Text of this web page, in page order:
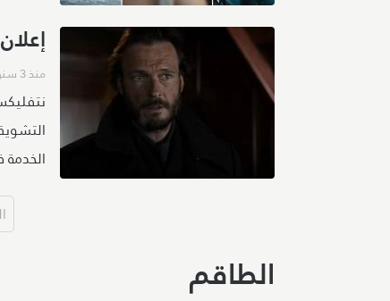
منذ 3 سنوات
الخدمة في الـ 17
الطاقم